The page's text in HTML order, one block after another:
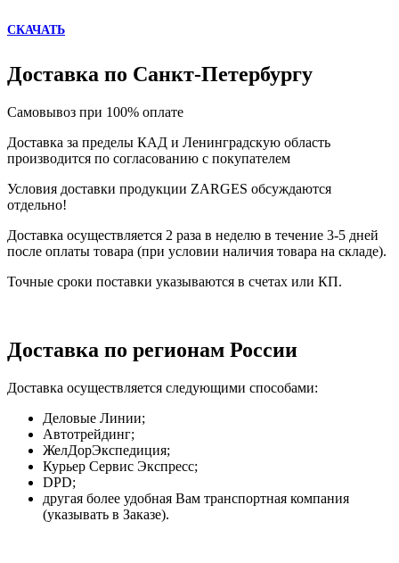
СКАЧАТЬ
Доставка по Санкт-Петербургу
Самовывоз при 100% оплате
Доставка за пределы КАД и Ленинградскую область
производится по согласованию с покупателем
Условия доставки продукции ZARGES обсуждаются
отдельно!
Доставка осуществляется 2 раза в неделю в течение 3-5 дней
после оплаты товара (при условии наличия товара на складе).
Точные сроки поставки указываются в счетах или КП.
Доставка по регионам России
Доставка осуществляется следующими способами:
Деловые Линии;
Автотрейдинг;
ЖелДорЭкспедиция;
Курьер Сервис Экспресс;
DPD;
другая более удобная Вам транспортная компания
(указывать в Заказе).